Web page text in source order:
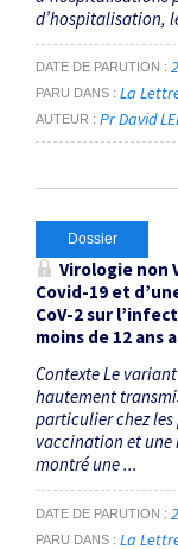
d’hospitalisation,
DATE DE PARUTION
PARU DANS La
AUTEUR Pr David
Dossier
Virologie non
Covid-19 et
CoV-2 sur
moins de 12 ans
Contexte Le
hautement
particulier chez
vaccination et une
montré une ...
DATE DE PARUTION
PARU DANS La